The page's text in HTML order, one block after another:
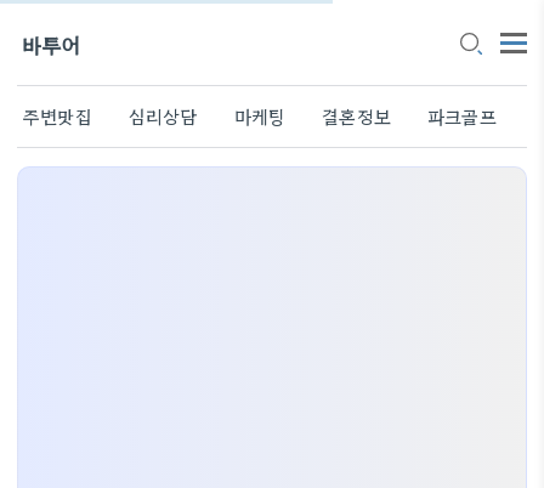
바투어
주변맛집 심리상담 마케팅 결혼정보 파크골프